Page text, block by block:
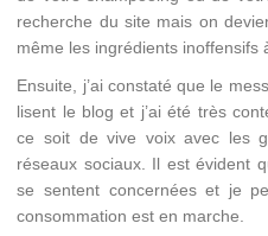
recherche du site mais on
même les ingrédients inoffensifs
Ensuite, j’ai constaté que le
lisent le blog et j’ai été très
ce soit de vive voix avec les
réseaux sociaux. Il est évident
se sentent concernées et je
consommation est en marche.